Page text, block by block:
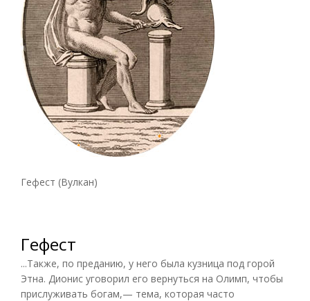
Гефест (Вулкан)
Гефест
...Также, по преданию, у него была кузница под горой
Этна. Дионис уговорил его вернуться на Олимп, чтобы
прислуживать богам,— тема, которая часто